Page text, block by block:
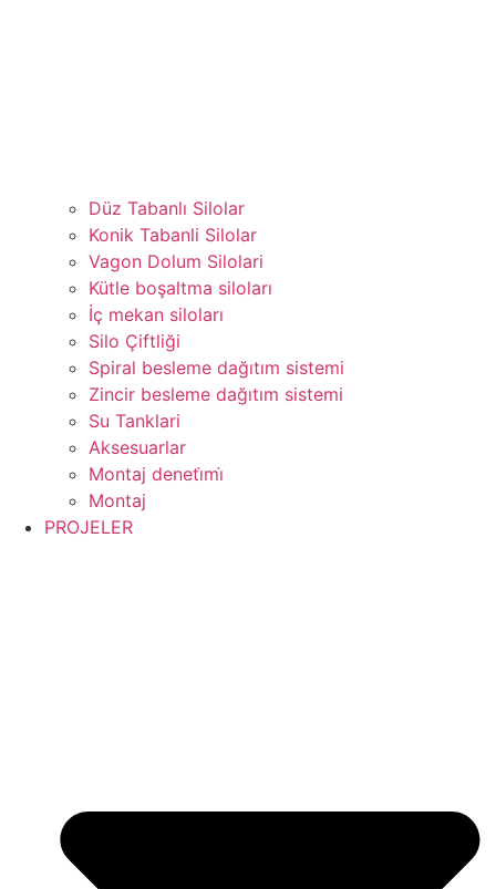
Düz Tabanlı Silolar
Konik Tabanli Silolar
Vagon Dolum Silolari
Kütle boşaltma siloları
İç mekan siloları
Silo Çiftliği
Spiral besleme dağıtım sistemi
Zincir besleme dağıtım sistemi
Su Tanklari
Aksesuarlar
Montaj deneti̇mi̇
Montaj
PROJELER